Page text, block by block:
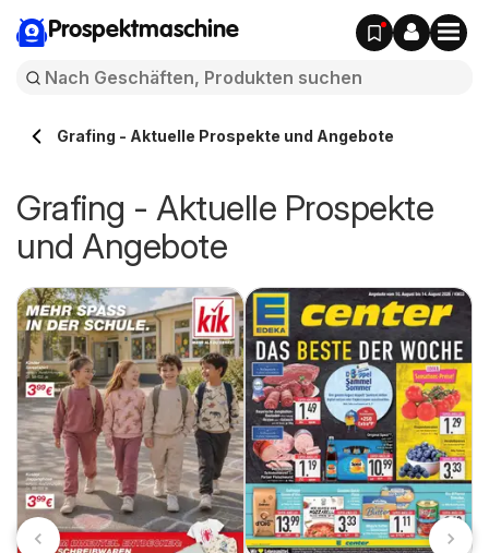
Prospektmaschine
Grafing - Aktuelle Prospekte und Angebote
Grafing - Aktuelle Prospekte
und Angebote